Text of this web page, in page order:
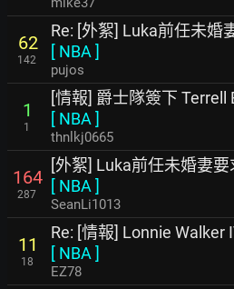
62
142
Re: [外絮] Luka前任未婚
[ NBA ]
pujos
1
1
[情報] 爵士隊簽下 Terrell
[ NBA ]
thnlkj0665
164
287
[外絮] Luka前任未婚妻
[ NBA ]
SeanLi1013
11
18
Re: [情報] Lonnie Walker
[ NBA ]
EZ78